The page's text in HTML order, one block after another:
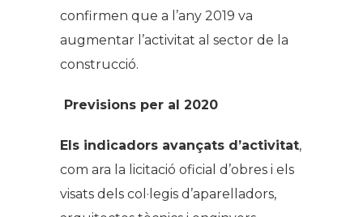
confirmen que a l’any 2019 va
augmentar l’activitat al sector de la
construcció.
Previsions per al 2020
Els indicadors avançats d’activitat,
com ara la licitació oficial d’obres i els
visats dels col·legis d’aparelladors,